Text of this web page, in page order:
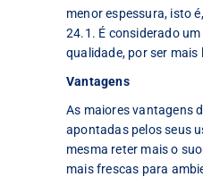
menor espessura, isto
24.1. É considerado
qualidade, por ser mais
Vantagens
As maiores vantagens
apontadas pelos seus
mesma reter mais o
mais frescas para